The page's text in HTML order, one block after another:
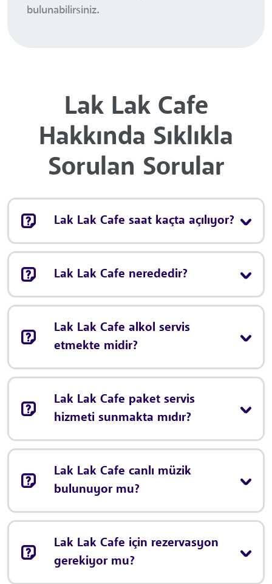
bulunabilirsiniz.
Lak Lak Cafe
Hakkında Sıklıkla
Sorulan Sorular
Lak Lak Cafe saat kaçta açılıyor?
Lak Lak Cafe nerededir?
Lak Lak Cafe alkol servis
etmekte midir?
Lak Lak Cafe paket servis
hizmeti sunmakta mıdır?
Lak Lak Cafe canlı müzik
bulunuyor mu?
Lak Lak Cafe için rezervasyon
gerekiyor mu?